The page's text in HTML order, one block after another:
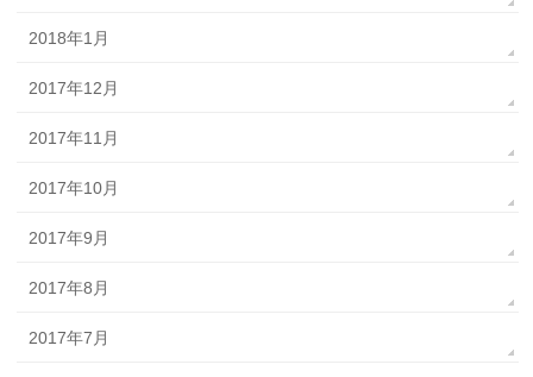
2018年1月
2017年12月
2017年11月
2017年10月
2017年9月
2017年8月
2017年7月